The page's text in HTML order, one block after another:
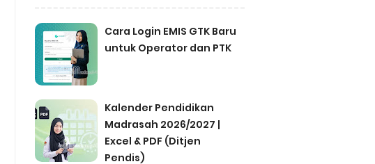
Cara Login EMIS GTK Baru
untuk Operator dan PTK
Kalender Pendidikan
Madrasah 2026/2027 |
Excel & PDF (Ditjen
Pendis)